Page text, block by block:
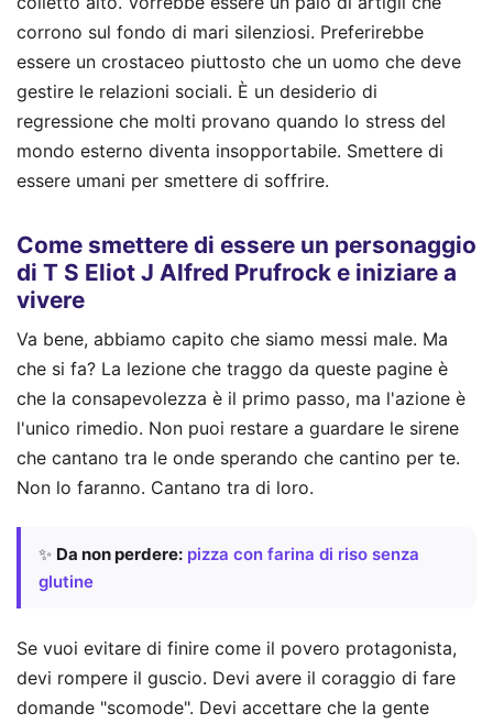
corrono sul fondo di mari silenziosi. Preferirebbe
essere un crostaceo piuttosto che un uomo che deve
gestire le relazioni sociali. È un desiderio di
regressione che molti provano quando lo stress del
mondo esterno diventa insopportabile. Smettere di
essere umani per smettere di soffrire.
Come smettere di essere un personaggio
di T S Eliot J Alfred Prufrock e iniziare a
vivere
Va bene, abbiamo capito che siamo messi male. Ma
che si fa? La lezione che traggo da queste pagine è
che la consapevolezza è il primo passo, ma l'azione è
l'unico rimedio. Non puoi restare a guardare le sirene
che cantano tra le onde sperando che cantino per te.
Non lo faranno. Cantano tra di loro.
✨ Da non perdere: pizza con farina di riso senza
glutine
Se vuoi evitare di finire come il povero protagonista,
devi rompere il guscio. Devi avere il coraggio di fare
domande "scomode". Devi accettare che la gente